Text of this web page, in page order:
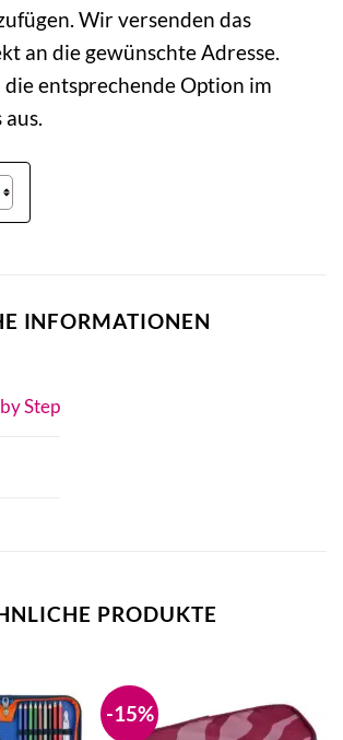
Wir versenden das
an die gewünschte Adresse.
entsprechende Option im
INFORMATIONEN
Step
PRODUKTE
-15%